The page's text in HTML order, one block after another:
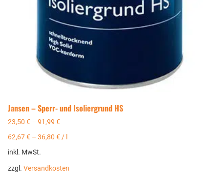
Jansen – Sperr- und Isoliergrund HS
23,50 € – 91,99 €
62,67€ – 36,80 €/
inkl. MwSt.
zzgl. Versandkosten